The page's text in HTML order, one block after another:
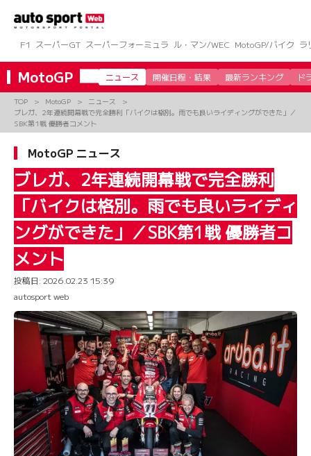
ツ
へ
ス
キ
F1 スーパーGT スーパーフォーミュラ ル・マン/WEC MotoGP/バイク ラ
MotoGP ニュース 開催日程・結果 最新ランキング ド
TOP MotoGP
ニュース
ブレガ、2年連続開幕戦で完全勝利「バイクは格別。雨でも良いライディングができた」／
SBK第1戦 優勝者コメント
MotoGP ニュース
ブレガ、2年連続開幕戦で完全勝利
「バイクは格別。雨でも良いライディ
ングができた」／SBK第1戦 優勝者コ
メント
投稿日: 2026.02.23 15:39
autosport web